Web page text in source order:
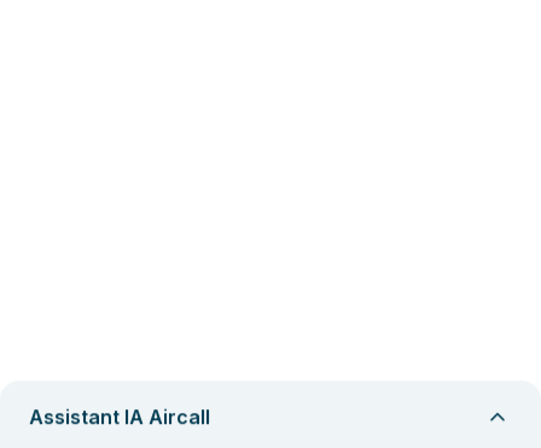
Assistant IA Aircall